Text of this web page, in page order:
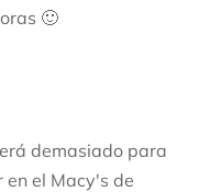
🙂
demasiado para
el Macy's de